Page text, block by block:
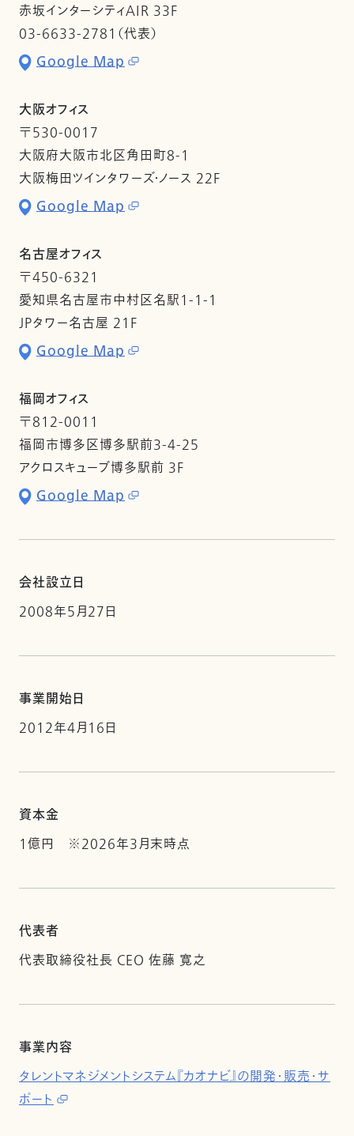
赤坂インターシティAIR 33F
03-6633-2781（代表）
Google Map
大阪オフィス
〒530-0017
大阪府大阪市北区角田町8-1
大阪梅田ツインタワーズ・ノース 22F
Google Map
名古屋オフィス
〒450-6321
愛知県名古屋市中村区名駅1-1-1
JPタワー名古屋 21F
Google Map
福岡オフィス
〒812-0011
福岡市博多区博多駅前3-4-25
アクロスキューブ博多駅前 3F
Google Map
会社設立日
2008年5月27日
事業開始日
2012年4月16日
資本金
1億円 ※2026年3月末時点
代表者
代表取締役社長 CEO 佐藤 寛之
事業内容
タレントマネジメントシステム『カオナビ』の開発・販売・サ
ポート